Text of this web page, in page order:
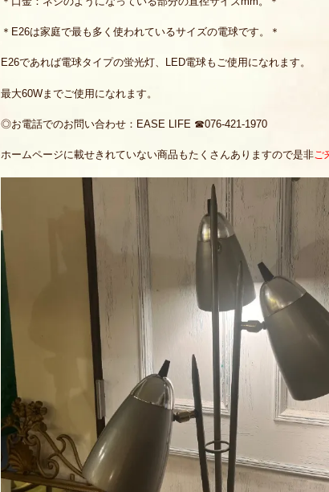
＊E26は家庭で最も多く使われているサイズの電球です。＊
E26であれば電球タイプの蛍光灯、LED電球もご使用になれます。
最大60Wまでご使用になれます。
◎お電話でのお問い合わせ：EASE LIFE ☎076-421-1970
ホームページに載せきれていない商品もたくさんありますので是非ご